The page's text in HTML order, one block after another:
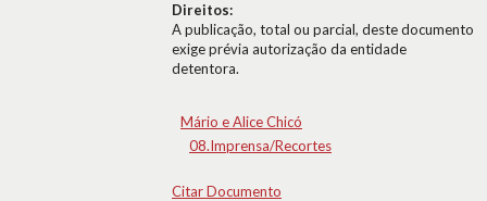
Direitos:
A publicação, total ou parcial, deste documento
exige prévia autorização da entidade
detentora.
Mário e Alice Chicó
08.Imprensa/Recortes
Citar Documento